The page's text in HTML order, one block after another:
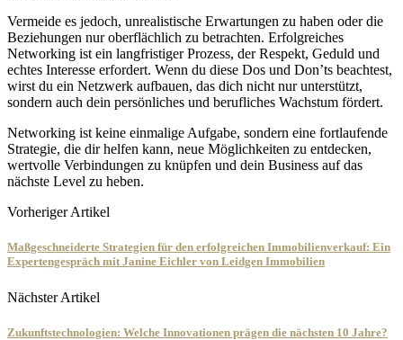
Vermeide es jedoch, unrealistische Erwartungen zu haben oder die
Beziehungen nur oberflächlich zu betrachten. Erfolgreiches
Networking ist ein langfristiger Prozess, der Respekt, Geduld und
echtes Interesse erfordert. Wenn du diese Dos und Don’ts beachtest,
wirst du ein Netzwerk aufbauen, das dich nicht nur unterstützt,
sondern auch dein persönliches und berufliches Wachstum fördert.
Networking ist keine einmalige Aufgabe, sondern eine fortlaufende
Strategie, die dir helfen kann, neue Möglichkeiten zu entdecken,
wertvolle Verbindungen zu knüpfen und dein Business auf das
nächste Level zu heben.
Vorheriger Artikel
Maßgeschneiderte Strategien für den erfolgreichen Immobilienverkauf: Ein
Expertengespräch mit Janine Eichler von Leidgen Immobilien
Nächster Artikel
Zukunftstechnologien: Welche Innovationen prägen die nächsten 10 Jahre?